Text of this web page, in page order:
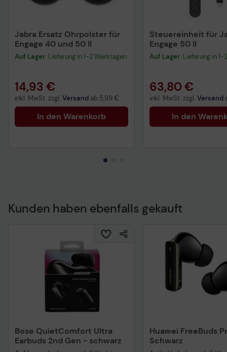
Jabra Ersatz Ohrpolster für
Engage 40 und 50 II
Auf Lager: Lieferung in 1-2 Werktagen
14,93 €
inkl. MwSt. zzgl. Versand ab 5,99 €
In den Warenkorb
Steuereinheit für
Engage 50 II
Auf Lager: Lieferung in
63,80 €
inkl. MwSt. zzgl. Versand
In den
Kunden haben ebenfalls gekauft
Bose QuietComfort Ultra
Earbuds 2nd Gen - schwarz
Huawei FreeBuds
Schwarz